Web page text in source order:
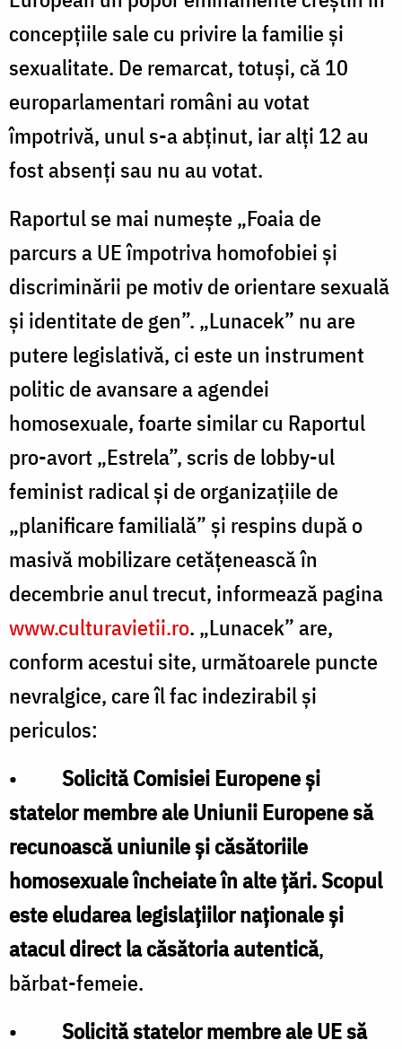
concepțiile sale cu privire la familie și
sexualitate. De remarcat, totuși, că 10
europarlamentari români au votat
împotrivă, unul s-a abținut, iar alți 12 au
fost absenți sau nu au votat.
Raportul se mai numește „Foaia de
parcurs a UE împotriva homofobiei și
discriminării pe motiv de orientare sexuală
și identitate de gen”. „Lunacek” nu are
putere legislativă, ci este un instrument
politic de avansare a agendei
homosexuale, foarte similar cu Raportul
pro-avort „Estrela”, scris de lobby-ul
feminist radical și de organizațiile de
„planificare familială” și respins după o
masivă mobilizare cetățenească în
decembrie anul trecut, informează pagina
www.culturavietii.ro. „Lunacek” are,
conform acestui site, următoarele puncte
nevralgice, care îl fac indezirabil și
periculos:
• Solicită Comisiei Europene și
statelor membre ale Uniunii Europene să
recunoască uniunile și căsătoriile
homosexuale încheiate în alte țări. Scopul
este eludarea legislațiilor naționale și
atacul direct la căsătoria autentică,
bărbat-femeie.
• Solicită statelor membre ale UE să